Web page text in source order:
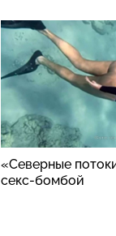
«Северные
секс-бомбой